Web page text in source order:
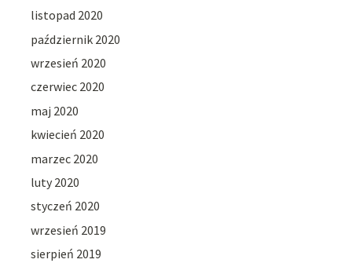
listopad 2020
październik 2020
wrzesień 2020
czerwiec 2020
maj 2020
kwiecień 2020
marzec 2020
luty 2020
styczeń 2020
wrzesień 2019
sierpień 2019